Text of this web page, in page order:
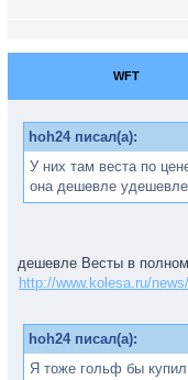
WFT
hoh24 писал(а):
У них там веста по
она дешевле
дешевле Весты в
http://www.kolesa.ru/
hoh24 писал(а):
Я тоже гольф бы